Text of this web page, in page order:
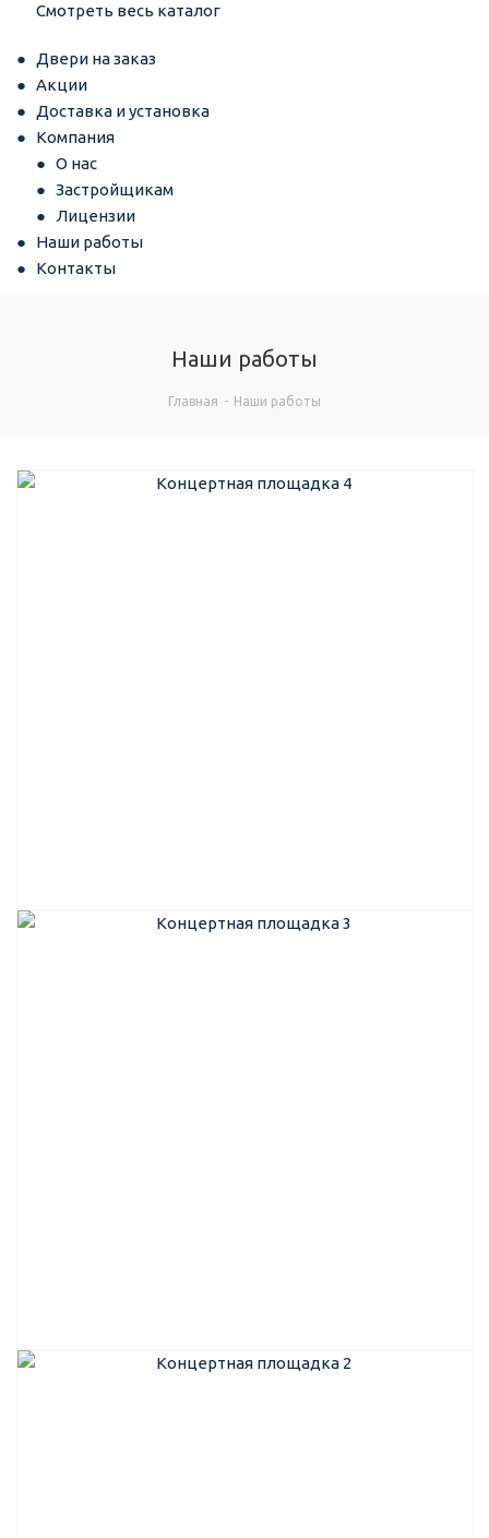
Смотреть весь каталог
Двери на заказ
Акции
Доставка и установка
Компания
О нас
Застройщикам
Лицензии
Наши работы
Контакты
Наши работы
Главная - Наши работы